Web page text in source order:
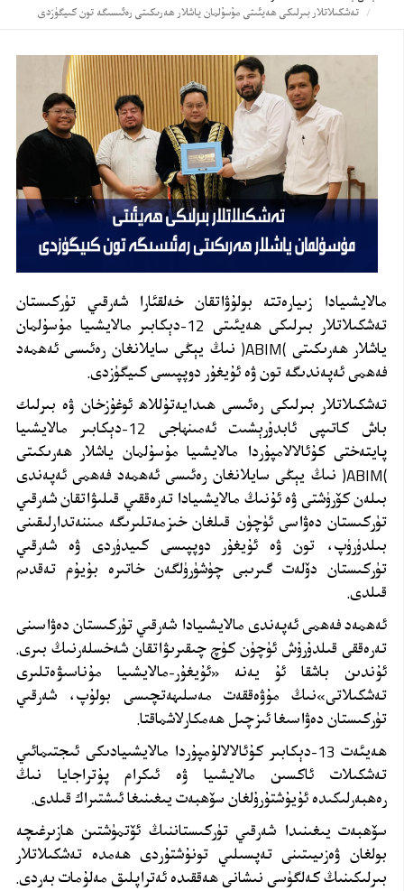
تەشكىلاتلار بىرلىكى ھەيئىتى مۇسۇلمان ياشلار ھەرىكىتى رەئىسىگە تون كىيگۈزدى
مالايشىيادا زىيارەتتە بولۇۋاتقان خەلقئارا شەرقىي تۈركىستان
تەشكىلاتلار بىرلىكى ھەيئىتى 12-دېكابىر مالايشىيا مۇسۇلمان
ياشلار ھەرىكىتى (
ABIM
) نىڭ يېڭى سايلانغان رەئىسى ئەھمەد
فەھمى ئەپەندىگە تون ۋە ئۇيغۇر دوپپىسى كىيگۈزدى.
تەشكىلاتلار بىرلىكى رەئىسى ھىدايەتۇللاھ ئوغۇزخان ۋە بىرلىك
باش كاتىپى ئابدۇرېشىت ئەمىنھاجى 12-دېكابىر مالايشىيا
پايتەختى كۇئالالامپۇردا مالايشىيا مۇسۇلمان ياشلار ھەرىكىتى
(
ABIM
) نىڭ يېڭى سايلانغان رەئىسى ئەھمەد فەھمى ئەپەندى
بىلەن كۆرۈشتى ۋە ئۇنىڭ مالايشىيادا تەرەققىي قىلىۋاتقان شەرقىي
تۈركىستان دەۋاسى ئۈچۈن قىلغان خىزمەتلىرىگە مىننەتدارلىقىنى
بىلدۈرۈپ، تون ۋە ئۇيغۇر دوپپىسى كىيدۈردى ۋە شەرقىي
تۈركىستان دۆلەت گىرىبى چۈشۈرۈلگەن خاتىرە بۇيۇم تەقدىم
قىلدى.
ئەھمەد فەھمى ئەپەندى مالايشىيادا شەرقىي تۈركىستان دەۋاسىنى
تەرەققى قىلدۇرۇش ئۈچۈن كۈچ چىقىرىۋاتقان شەخسلەرنىڭ بىرى.
ئۇندىن باشقا ئۇ يەنە «ئۇيغۇر-مالايشىيا مۇناسىۋەتلىرى
تەشكىلاتى»نىڭ مۇۋەققەت مەسلىھەتچىسى بولۇپ، شەرقىي
تۈركىستان دەۋاسىغا ئىزچىل ھەمكارلاشماقتا.
ھەيئەت 13-دېكابىر كۇئالالالۇمپۇردا مالايشىيادىكى ئىجتىمائىي
تەشكىلات ئاكسىن مالايشىيا ۋە ئىكرام پۇتراجايا
نىڭ
رەھبەرلىكىدە ئۇيۇشتۇرۇلغان سۆھبەت يىغىنىغا ئىشتىراك قىلدى.
سۆھبەت يىغىنىدا شەرقىي تۈركىستاننىڭ ئۆتمۈشتىن ھازىرغىچە
بولغان ۋەزىيىتىنى تەپسىلىي تونۇشتۇردى ھەمدە تەشكىلاتلار
بىرلىكىنىڭ كەلگۈسى نىشانى ھەققىدە ئەتراپلىق مەلۇمات بەردى.